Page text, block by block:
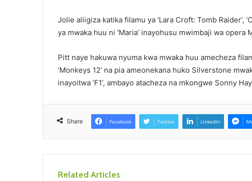
Jolie aliigiza katika filamu ya ‘Lara Croft: Tomb Raider’,
ya mwaka huu ni ‘Maria’ inayohusu mwimbaji wa opera
Pitt naye hakuwa nyuma kwa mwaka huu amecheza
‘Monkeys 12’ na pia ameonekana huko Silverstone
inayoitwa ‘F1’, ambayo atacheza na mkongwe Sonny
Share Facebook Twitter LinkedIn
Related Articles